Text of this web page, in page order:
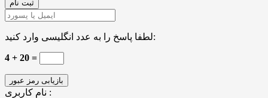
لطفا پاسخ را به عدد انگلیسی وارد کنید:
4 + 20 =
نام کاربری :